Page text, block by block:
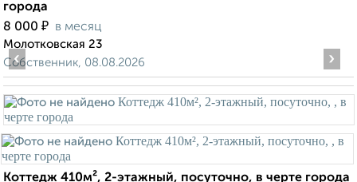
города
8 000 ₽ в месяц
Молотковская 23
Собственник, 08.08.2026
‹ ›
Коттедж 410м², 2-этажный, посуточно, в черте города